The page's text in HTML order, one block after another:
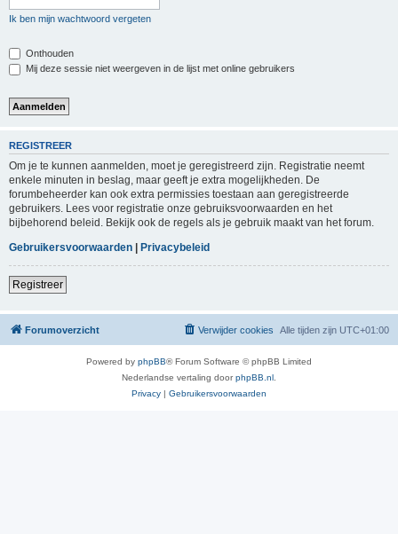
Ik ben mijn wachtwoord vergeten
Onthouden
Mij deze sessie niet weergeven in de lijst met online gebruikers
REGISTREER
Om je te kunnen aanmelden, moet je geregistreerd zijn. Registratie neemt
enkele minuten in beslag, maar geeft je extra mogelijkheden. De
forumbeheerder kan ook extra permissies toestaan aan geregistreerde
gebruikers. Lees voor registratie onze gebruiksvoorwaarden en het
bijbehorend beleid. Bekijk ook de regels als je gebruik maakt van het forum.
Gebruikersvoorwaarden
Privacybeleid
Registreer
Forumoverzicht Alle tijden zijn UTC+01:00
Verwijder cookies
Powered by phpBB® Forum Software © phpBB Limited
Nederlandse vertaling doorphpBB.nl.
Privacy | Gebruikersvoorwaarden